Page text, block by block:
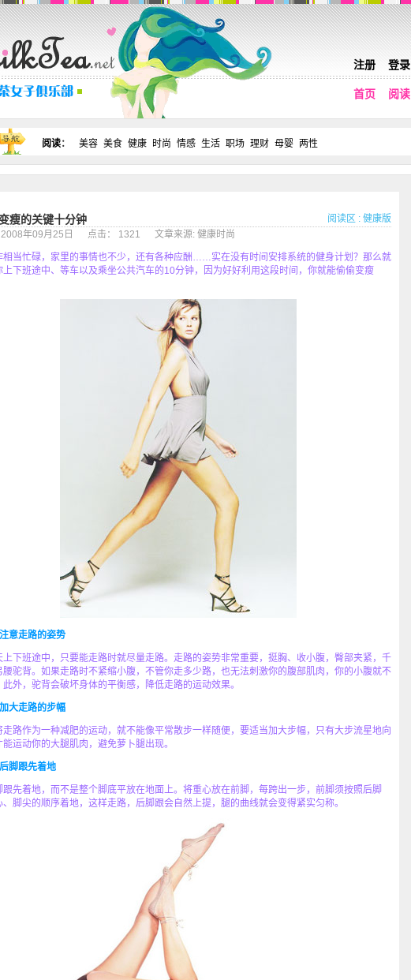
注册 登录
首页 阅读
阅读： 美容 美食 健康 时尚 情感 生活 职场 理财 母婴 两性
瘦的关键十分钟 阅读区 : 健康版
2008年09月25日 点击： 1321 文章来源: 健康时尚
忙碌，家里的事情也不少，还有各种应酬……实在没有时间安排系统的健身计划？那么就
上下班途中、等车以及乘坐公共汽车的10分钟，因为好好利用这段时间，你就能偷偷变瘦
走路的姿势
班途中，只要能走路时就尽量走路。走路的姿势非常重要，挺胸、收小腹，臀部夹紧，千
腰驼背。如果走路时不紧缩小腹，不管你走多少路，也无法刺激你的腹部肌肉，你的小腹就不
此外，驼背会破坏身体的平衡感，降低走路的运动效果。
走路的步幅
作为一种减肥的运动，就不能像平常散步一样随便，要适当加大步幅，只有大步流星地向
运动你的大腿肌肉，避免萝卜腿出现。
跟先着地
着地，而不是整个脚底平放在地面上。将重心放在前脚，每跨出一步，前脚须按照后脚
、脚尖的顺序着地，这样走路，后脚跟会自然上提，腿的曲线就会变得紧实匀称。